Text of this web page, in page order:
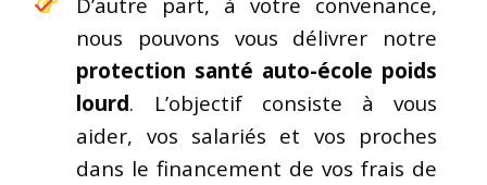
nous pouvons vous délivrer notre
protection santé auto-école poids
lourd. L’objectif consiste à vous
aider, vos salariés et vos proches
dans le financement de vos frais de